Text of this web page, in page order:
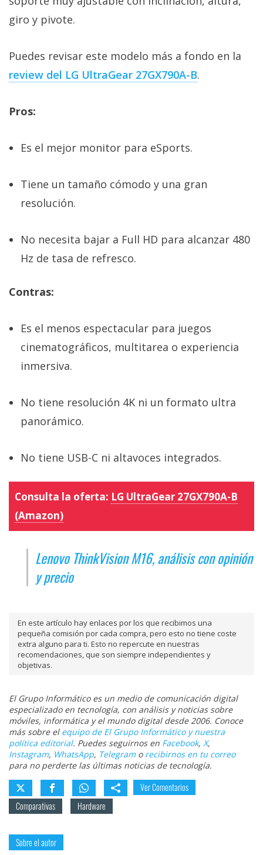
giro y pivote.
Puedes revisar este modelo más a fondo en la
review del LG UltraGear 27GX790A-B‎.
Pros:
Es el mejor monitor para eSports.
Tiene un tamaño cómodo y una gran
resolución.
No necesita bajar a Full HD para alcanzar 480
Hz de tasa de refresco.
Contras:
Es el menos espectacular para juegos
cinematográficos, multitarea o experiencia
inmersiva.
No tiene resolución 4K ni un formato ultra
panorámico.
No tiene USB-C ni altavoces integrados.
Consulta la oferta: LG UltraGear 27GX790A-B
(Amazon)
Lenovo ThinkVision M16, análisis con opinión
y precio
En este artículo hay enlaces por los que recibimos una
pequeña comisión por cada compra, pero esto no tiene coste
extra alguno para ti. Esto no repercute en nuestras
recomendaciones, que son siempre independientes y
objetivas.
El Grupo Informático es un medio de comunicación digital
especializado en tecnología, con análisis y noticias sobre
móviles, informática y el mundo digital desde 2006. Conoce
más sobre el equipo de El Grupo Informático y nuestra
política editorial. Puedes seguirnos en Facebook, X,
Instagram, WhatsApp, Telegramo recibirnos en tu correo
para no perderte las últimas noticias de tecnología.
Ver Comentarios
Comparativas
Hardware
Sobre el autor